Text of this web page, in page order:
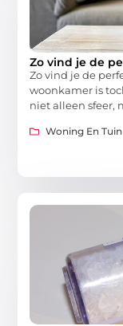
Zo vind je de
Zo vind je de
woonkamer is
niet alleen sfeer,
Woning En Tuin